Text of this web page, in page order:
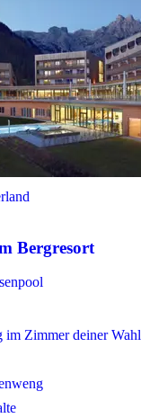
Bergresort
im Zimmer deiner Wahl